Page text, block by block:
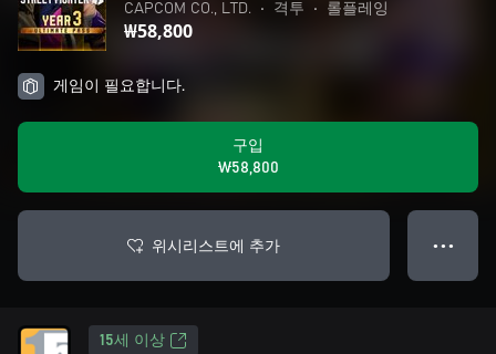
CAPCOM CO., LTD. • 격투 • 롤플레잉
₩58,800
게임이 필요합니다.
구입
₩58,800
위시리스트에 추가 ● ● ●
15세 이상